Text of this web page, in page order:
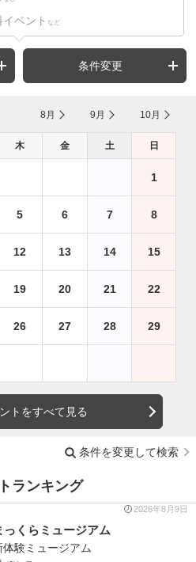
ベント など
条件変更
8月 9月 10月
木 金 土 日
1
5 6 7 8
12 13 14 15
19 20 21 22
26 27 28 29
トをすべて見る
条件を変更して検索
ランキング
2026年8月9日
っくらミュージアム
体験ミュージアム